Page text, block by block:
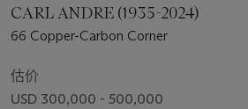
CARL ANDRE (1935-2024)
66 Copper-Carbon Corner
估价
USD 300,000 - 500,000